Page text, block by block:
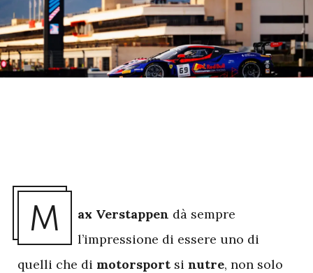
M ax Verstappen dà sempre
l’impressione di essere uno di
quelli che di motorsport si nutre, non solo